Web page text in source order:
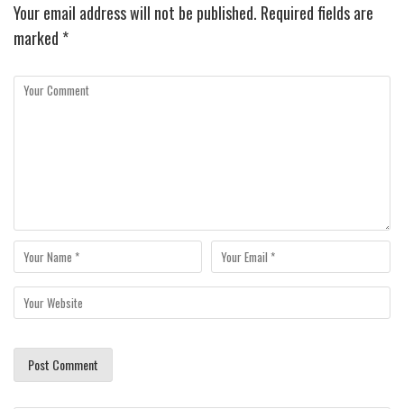
Your email address will not be published. Required fields are
marked *